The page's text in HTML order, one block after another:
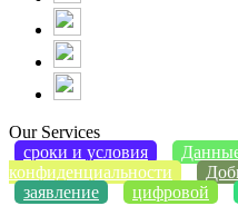
Our Services
сроки и условия
конфиденциальности
заявление
цифровой